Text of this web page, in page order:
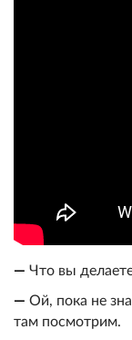
— Что вы
— Ой, пока не
там посмотрим.